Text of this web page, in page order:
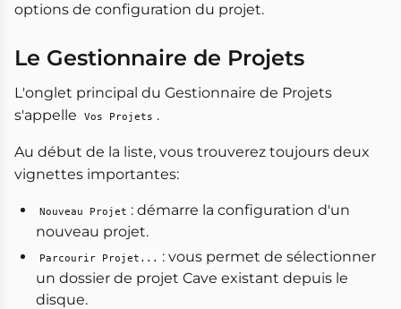
options de configuration du projet.
Le Gestionnaire de Projets
L'onglet principal du Gestionnaire de Projets
s'appelle
Vos Projets .
Au début de la liste, vous trouverez toujours deux
vignettes importantes:
Nouveau Projet : démarre la configuration d'un
nouveau projet.
Parcourir Projet... : vous permet de sélectionner
un dossier de projet Cave existant depuis le
disque.